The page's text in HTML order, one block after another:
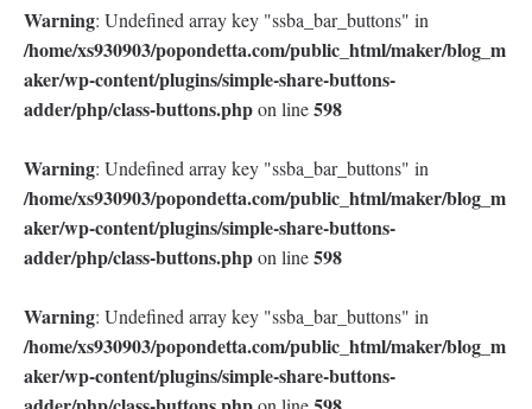
Warning: Undefined array key "ssba_bar_buttons" in
/home/xs930903/popondetta.com/public_html/maker/blog_m
aker/wp-content/plugins/simple-share-buttons-
adder/php/class-buttons.phpon line598
Warning: Undefined array key "ssba_bar_buttons" in
/home/xs930903/popondetta.com/public_html/maker/blog_m
aker/wp-content/plugins/simple-share-buttons-
adder/php/class-buttons.phpon line598
Warning: Undefined array key "ssba_bar_buttons" in
/home/xs930903/popondetta.com/public_html/maker/blog_m
aker/wp-content/plugins/simple-share-buttons-